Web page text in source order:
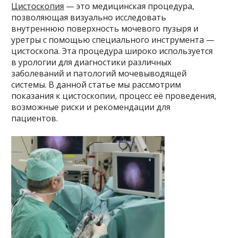
Цистоскопия — это медицинская процедура,
позволяющая визуально исследовать
внутреннюю поверхность мочевого пузыря и
уретры с помощью специального инструмента —
цистоскопа. Эта процедура широко используется
в урологии для диагностики различных
заболеваний и патологий мочевыводящей
системы. В данной статье мы рассмотрим
показания к цистоскопии, процесс её проведения,
возможные риски и рекомендации для
пациентов.